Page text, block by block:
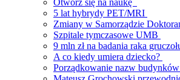
Otwórz się na naukę
5 lat hybrydy PET/MRI
Zmiany w Samorządzie
Szpitale tymczasowe UMB
9 mln zł na badania raka
A co kiedy umiera dziecko?
Porządkowanie nazw